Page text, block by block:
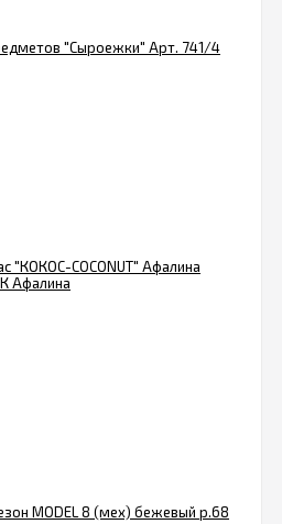
"Сыроежки" Арт. 741/4
"КОКОС-COCONUT" Афалина
Афалина
MODEL 8 (мех) бежевый р.68